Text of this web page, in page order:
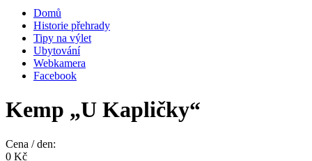
Domů
Historie přehrady
Tipy na výlet
Ubytování
Webkamera
Facebook
Kemp „U Kapličky“
Cena / den:
0 Kč